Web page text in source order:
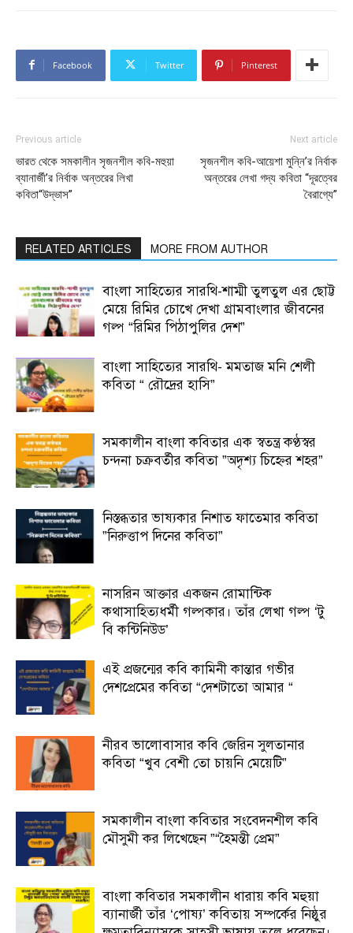
Facebook Twitter Pinterest
Previous article
ভারত থেকে সমকালীন সৃজনশীল কবি-মহুয়া
ব্যানার্জী’র নির্বাক অন্তরের লিখা
কবিতা“উদ্ভাস”
Next article
সৃজনশীল কবি-আয়েশা মুন্নি’র নির্বাক
অন্তরের লেখা গদ্য কবিতা “দূরত্বের
বৈরাগ্যে”
RELATED ARTICLES MORE FROM AUTHOR
বাংলা সাহিত্যের সারথি-শাম্মী তুলতুল এর ছোট্ট
মেয়ে রিমির চোখে দেখা গ্রামবাংলার জীবনের
গল্প “রিমির পিঠাপুলির দেশ”
বাংলা সাহিত্যের সারথি- মমতাজ মনি শেলী
কবিতা “ রৌদ্রের হাসি”
সমকালীন বাংলা কবিতার এক স্বতন্ত্র কণ্ঠস্বর
চন্দনা চক্রবর্তীর কবিতা ”অদৃশ্য চিহ্নের শহর”
নিস্তব্ধতার ভাষ্যকার নিশাত ফাতেমার কবিতা
”নিরুত্তাপ দিনের কবিতা”
নাসরিন আক্তার একজন রোমান্টিক
কথাসাহিত্যধর্মী গল্পকার। তাঁর লেখা গল্প ‘টু
বি কন্টিনিউড’
এই প্রজন্মের কবি কামিনী কান্তার গভীর
দেশপ্রেমের কবিতা “দেশটাতো আমার “
নীরব ভালোবাসার কবি জেরিন সুলতানার
কবিতা “খুব বেশী তো চায়নি মেয়েটি”
সমকালীন বাংলা কবিতার সংবেদনশীল কবি
মৌসুমী কর লিখেছেন ”“হৈমন্তী প্রেম”
বাংলা কবিতার সমকালীন ধারায় কবি মহুয়া
ব্যানার্জী তাঁর ‘পোষ্য’ কবিতায় সম্পর্কের নিষ্ঠুর